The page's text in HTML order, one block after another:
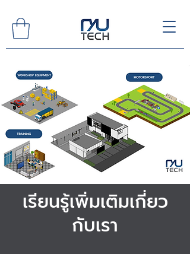
เรียนรู้เพิ่มเติมเกี่ยว
กับเรา